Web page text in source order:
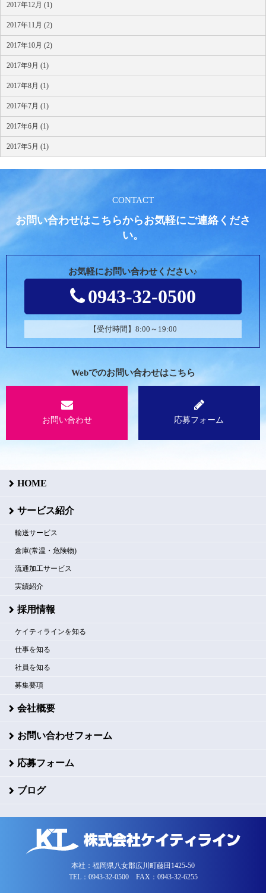
2017年12月 (1)
2017年11月 (2)
2017年10月 (2)
2017年9月 (1)
2017年8月 (1)
2017年7月 (1)
2017年6月 (1)
2017年5月 (1)
CONTACT
お問い合わせはこちらからお気軽にご連絡くださ
い。
お気軽にお問い合わせください♪
0943-32-0500
【受付時間】8:00～19:00
Webでのお問い合わせはこちら
お問い合わせ 応募フォーム
HOME
サービス紹介
輸送サービス
倉庫(常温・危険物)
流通加工サービス
実績紹介
採用情報
ケイティラインを知る
仕事を知る
社員を知る
募集要項
会社概要
お問い合わせフォーム
応募フォーム
ブログ
本社：福岡県八女郡広川町藤田1425-50
TEL：0943-32-0500 FAX：0943-32-6255